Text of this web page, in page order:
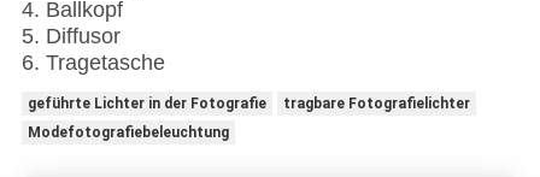
4. Ballkopf
5. Diffusor
6. Tragetasche
geführte Lichter in der Fotografie
tragbare Fotografielichter
Modefotografiebeleuchtung